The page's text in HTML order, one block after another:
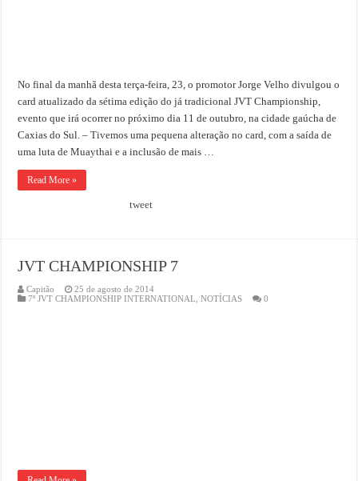
No final da manhã desta terça-feira, 23, o promotor Jorge Velho divulgou o
card atualizado da sétima edição do já tradicional JVT Championship,
evento que irá ocorrer no próximo dia 11 de outubro, na cidade gaúcha de
Caxias do Sul. – Tivemos uma pequena alteração no card, com a saída de
uma luta de Muaythai e a inclusão de mais …
Read More »
tweet
JVT CHAMPIONSHIP 7
Capitão
25 de agosto de 2014
7º JVT CHAMPIONSHIP INTERNATIONAL ,NOTÍCIAS 0